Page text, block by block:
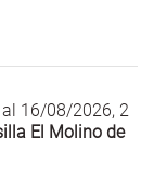
16/08/2026, 2
El Molino de